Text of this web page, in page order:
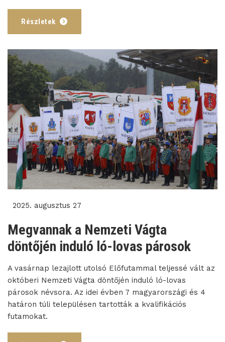
Részletek
2025. augusztus 27
Megvannak a Nemzeti Vágta
döntőjén induló ló-lovas párosok
A vasárnap lezajlott utolsó Előfutammal teljessé vált az
októberi Nemzeti Vágta döntőjén induló ló-lovas
párosok névsora. Az idei évben 7 magyarországi és 4
határon túli településen tartották a kvalifikációs
futamokat.